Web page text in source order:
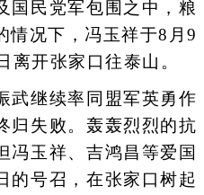
国民党军包围之中，粮
情况下，冯玉祥于8月9
离开张家口往泰山。
继续率同盟军英勇作
归失败。轰轰烈烈的抗
冯玉祥、吉鸿昌等爱国
的号召，在张家口树起